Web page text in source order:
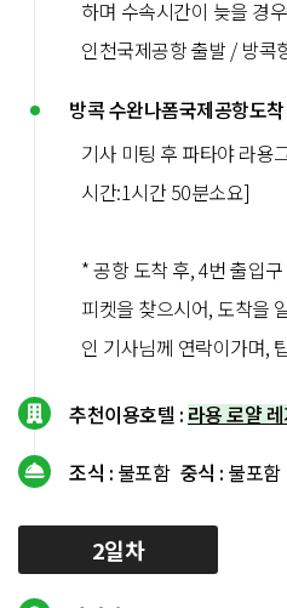
하며 수속시간이 늦을 경
인천국제공항 출발 / 방콕
방콕 수완나폼국제공항도착
기사 미팅 후 파타야 라용
시간:1시간 50분소요]
* 공항 도착 후, 4번 출입
피켓을 찾으시어, 도착을
인 기사님께 연락이가며,
추천이용호텔 :라용 로얄
조식 : 불포함 중식 : 불포함
2일차